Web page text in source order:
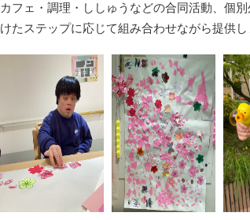
カフェ・調理・ししゅうなどの合同活動、個
けたステップに応じて組み合わせながら提供し